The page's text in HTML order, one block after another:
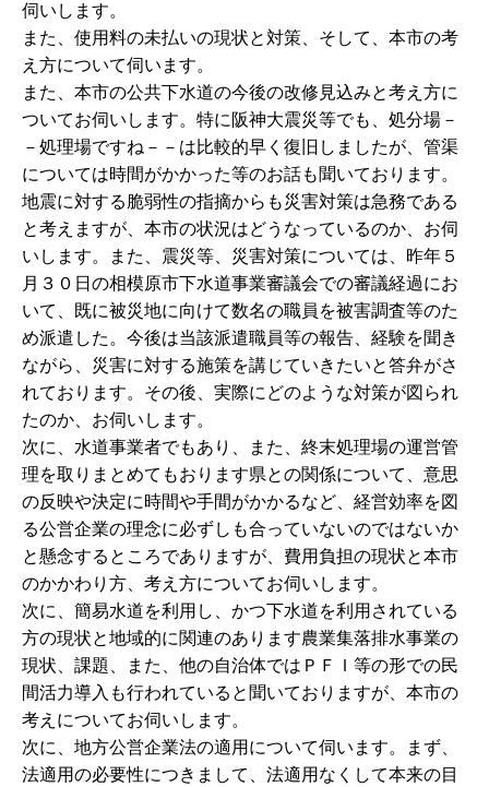
伺いします。
また、使用料の未払いの現状と対策、そして、本市の考
え方について伺います。
また、本市の公共下水道の今後の改修見込みと考え方に
ついてお伺いします。特に阪神大震災等でも、処分場－
－処理場ですね－－は比較的早く復旧しましたが、管渠
については時間がかかった等のお話も聞いております。
地震に対する脆弱性の指摘からも災害対策は急務である
と考えますが、本市の状況はどうなっているのか、お伺
いします。また、震災等、災害対策については、昨年５
月３０日の相模原市下水道事業審議会での審議経過にお
いて、既に被災地に向けて数名の職員を被害調査等のた
め派遣した。今後は当該派遣職員等の報告、経験を聞き
ながら、災害に対する施策を講じていきたいと答弁がさ
れております。その後、実際にどのような対策が図られ
たのか、お伺いします。
次に、水道事業者でもあり、また、終末処理場の運営管
理を取りまとめてもおります県との関係について、意思
の反映や決定に時間や手間がかかるなど、経営効率を図
る公営企業の理念に必ずしも合っていないのではないか
と懸念するところでありますが、費用負担の現状と本市
のかかわり方、考え方についてお伺いします。
次に、簡易水道を利用し、かつ下水道を利用されている
方の現状と地域的に関連のあります農業集落排水事業の
現状、課題、また、他の自治体ではＰＦＩ等の形での民
間活力導入も行われていると聞いておりますが、本市の
考えについてお伺いします。
次に、地方公営企業法の適用について伺います。まず、
法適用の必要性につきまして、法適用なくして本来の目